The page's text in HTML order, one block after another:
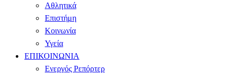
Αθλητικά
Επιστήμη
Κοινωνία
Υγεία
ΕΠΙΚΟΙΝΩΝΙΑ
Ενεργός Ρεπόρτερ